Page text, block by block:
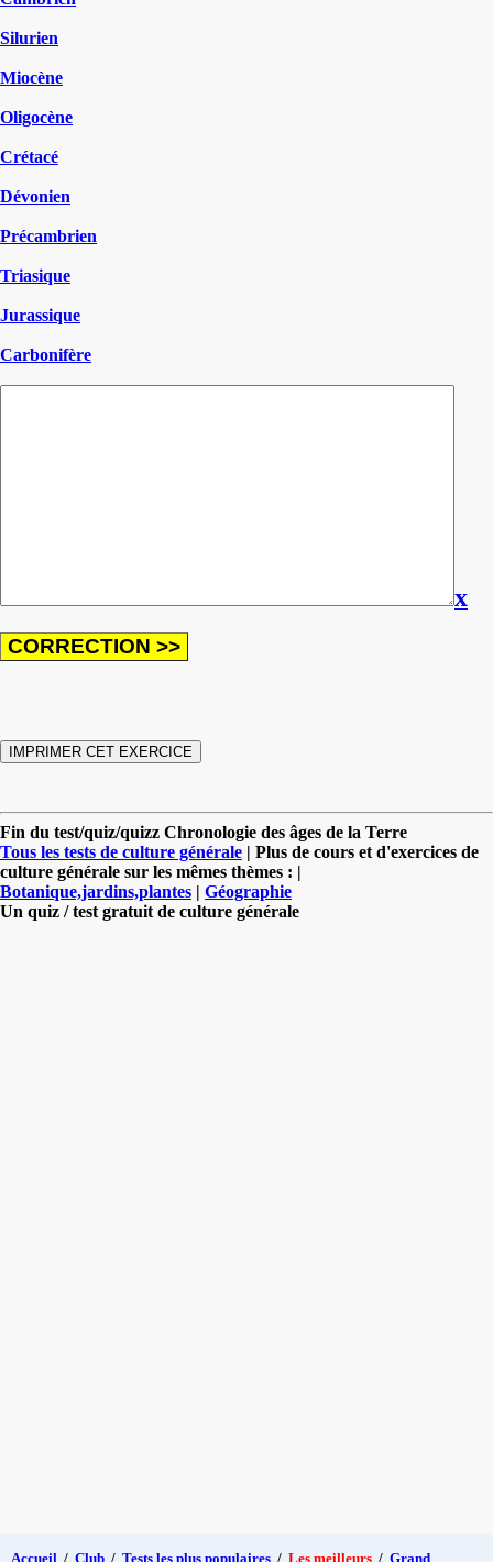
Silurien
Miocène
Oligocène
Crétacé
Dévonien
Précambrien
Triasique
Jurassique
Carbonifère
x
Fin du test/quiz/quizz Chronologie des âges de la Terre
Tous les tests de culture générale | Plus de cours et d'exercices de
culture générale sur les mêmes thèmes : |
Botanique,jardins,plantes | Géographie
Un quiz / test gratuit de culture générale
Accueil / Club / Tests les plus populaires / Les meilleurs / Grand